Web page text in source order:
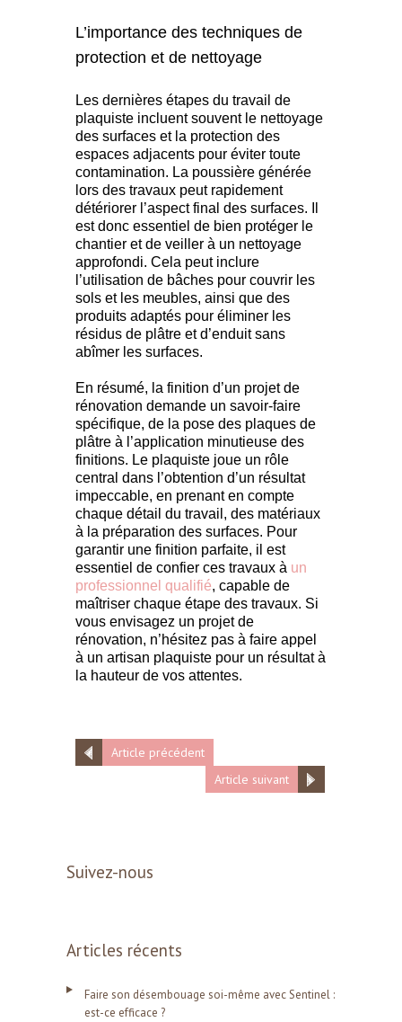
L’importance des techniques de
protection et de nettoyage
Les dernières étapes du travail de
plaquiste incluent souvent le nettoyage
des surfaces et la protection des
espaces adjacents pour éviter toute
contamination. La poussière générée
lors des travaux peut rapidement
détériorer l’aspect final des surfaces. Il
est donc essentiel de bien protéger le
chantier et de veiller à un nettoyage
approfondi. Cela peut inclure
l’utilisation de bâches pour couvrir les
sols et les meubles, ainsi que des
produits adaptés pour éliminer les
résidus de plâtre et d’enduit sans
abîmer les surfaces.
En résumé, la finition d’un projet de
rénovation demande un savoir-faire
spécifique, de la pose des plaques de
plâtre à l’application minutieuse des
finitions. Le plaquiste joue un rôle
central dans l’obtention d’un résultat
impeccable, en prenant en compte
chaque détail du travail, des matériaux
à la préparation des surfaces. Pour
garantir une finition parfaite, il est
essentiel de confier ces travaux à un
professionnel qualifié, capable de
maîtriser chaque étape des travaux. Si
vous envisagez un projet de
rénovation, n’hésitez pas à faire appel
à un artisan plaquiste pour un résultat à
la hauteur de vos attentes.
Article précédent
Article suivant
Suivez-nous
Articles récents
Faire son désembouage soi-même avec Sentinel :
est-ce efficace ?